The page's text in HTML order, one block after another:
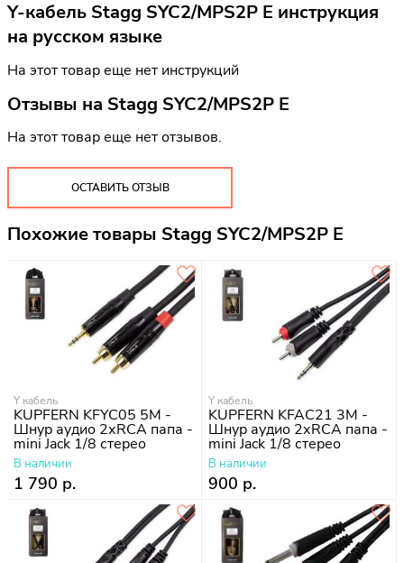
Y-кабель Stagg SYC2/MPS2P E инструкция
на русском языке
На этот товар еще нет инструкций
Отзывы на Stagg SYC2/MPS2P E
На этот товар еще нет отзывов.
ОСТАВИТЬ ОТЗЫВ
Похожие товары Stagg SYC2/MPS2P E
Y кабель
KUPFERN KFYC05 5M -
Шнур аудио 2хRCA папа -
mini Jack 1/8 стерео
В наличии
1 790 р.
Y кабель
KUPFERN KFAC21 3M -
Шнур аудио 2хRCA папа -
mini Jack 1/8 стерео
В наличии
900 р.